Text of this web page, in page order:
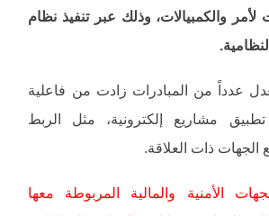
والكمبيالات، وذلك عبر تنفيذ نظام
عدداً من المبادرات زادت من فاعلية
مشاريع إلكترونية، مثل الربط
الجهات ذات العلاقة.
الأمنية والمالية المربوطة معها